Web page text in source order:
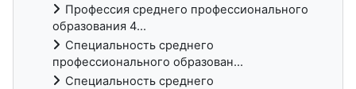
Профессия среднего профессионального
образования 4...
Специальность среднего
профессионального образован...
Специальность среднего